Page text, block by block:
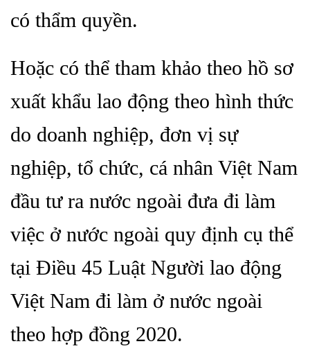
có thẩm quyền.
Hoặc có thể tham khảo theo hồ sơ
xuất khẩu lao động theo hình thức
do doanh nghiệp, đơn vị sự
nghiệp, tổ chức, cá nhân Việt Nam
đầu tư ra nước ngoài đưa đi làm
việc ở nước ngoài quy định cụ thể
tại Điều 45 Luật Người lao động
Việt Nam đi làm ở nước ngoài
theo hợp đồng 2020.